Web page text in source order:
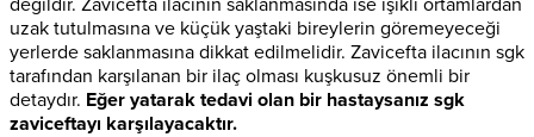
uzak tutulmasına ve küçük yaştaki bireylerin göremeyeceği
yerlerde saklanmasına dikkat edilmelidir. Zavicefta ilacının sgk
tarafından karşılanan bir ilaç olması kuşkusuz önemli bir
detaydır. Eğer yatarak tedavi olan bir hastaysanız sgk
zaviceftayı karşılayacaktır.